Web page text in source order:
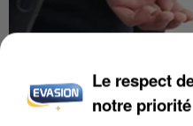
L’UN DES
MAFIA INTERPELLÉ EN
Le respect
notre priorité